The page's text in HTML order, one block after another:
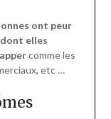
ont peur
elles
comme les
etc …